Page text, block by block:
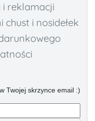
reklamacji
i nosidełek
Twojej skrzynce email :)